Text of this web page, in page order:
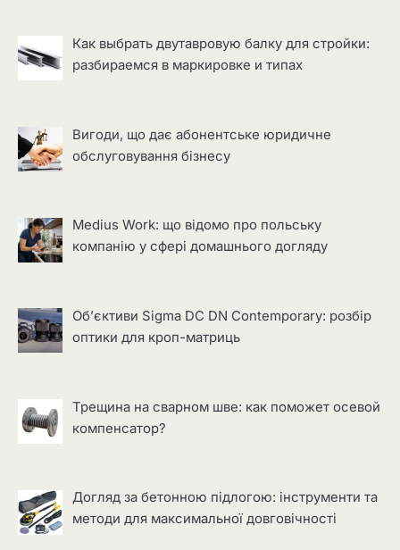
Как выбрать двутавровую балку для стройки:
разбираемся в маркировке и типах
Вигоди, що дає абонентське юридичне
обслуговування бізнесу
Medius Work: що відомо про польську
компанію у сфері домашнього догляду
Об’єктиви Sigma DC DN Contemporary: розбір
оптики для кроп-матриць
Трещина на сварном шве: как поможет осевой
компенсатор?
Догляд за бетонною підлогою: інструменти та
методи для максимальної довговічності